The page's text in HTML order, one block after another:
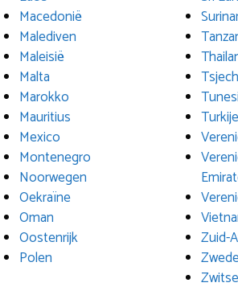
Macedonië
Malediven
Maleisië
Malta
Marokko
Mauritius
Mexico
Montenegro
Noorwegen
Oekraïne
Oman
Oostenrijk
Polen
Turkije
Zuid-